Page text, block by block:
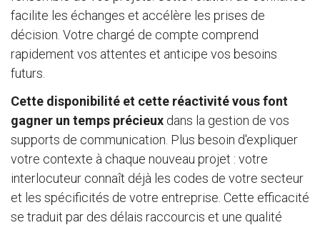
facilite les échanges et accélère les prises de
décision. Votre chargé de compte comprend
rapidement vos attentes et anticipe vos besoins
futurs.
Cette disponibilité et cette réactivité vous font
gagner un temps précieux dans la gestion de vos
supports de communication. Plus besoin d'expliquer
votre contexte à chaque nouveau projet : votre
interlocuteur connaît déjà les codes de votre secteur
et les spécificités de votre entreprise. Cette efficacité
se traduit par des délais raccourcis et une qualité